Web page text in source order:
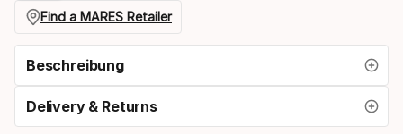
produktversion
Find a MARES Retailer
Beschreibung
Delivery & Returns